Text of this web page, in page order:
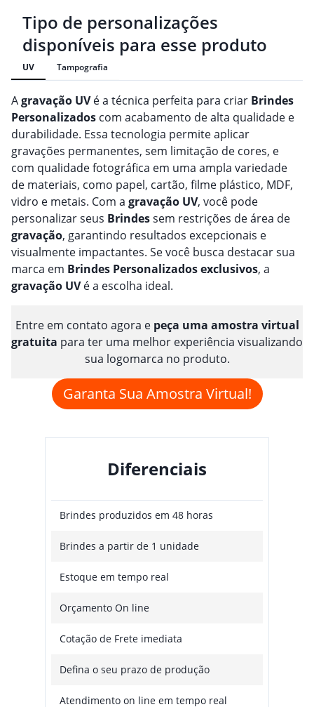
Tipo de personalizações
disponíveis para esse produto
UV Tampografia
Agravação UVé a técnica perfeita para criar Brindes
Personalizados com acabamento de alta qualidade e
durabilidade. Essa tecnologia permite aplicar
gravações permanentes, sem limitação de cores, e
com qualidade fotográfica em uma ampla variedade
de materiais, como papel, cartão, filme plástico, MDF,
vidro e metais. Com a gravação UV, você pode
personalizar seus Brindessem restrições de área de
gravação, garantindo resultados excepcionais e
visualmente impactantes. Se você busca destacar sua
marca em Brindes Personalizadosexclusivos, a
gravação UVé a escolha ideal.
Entre em contato agora e peça uma amostra virtual
gratuita para ter uma melhor experiência visualizando
sua logomarca no produto.
Garanta Sua Amostra Virtual!
Diferenciais
Brindes produzidos em 48 horas
Brindes a partir de 1 unidade
Estoque em tempo real
Orçamento On line
Cotação de Frete imediata
Defina o seu prazo de produção
Atendimento on line em tempo real